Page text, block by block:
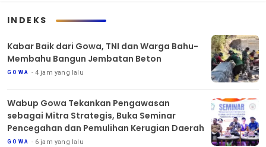
INDEKS
Kabar Baik dari Gowa, TNI dan Warga Bahu-
Membahu Bangun Jembatan Beton
GOWA 4 jam yang lalu
Wabup Gowa Tekankan Pengawasan
sebagai Mitra Strategis, Buka Seminar
Pencegahan dan Pemulihan Kerugian Daerah
GOWA 6 jam yang lalu